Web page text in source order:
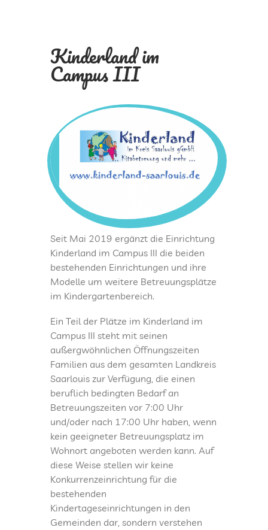
CAMPUS III
INTERNATIONAL
ÜBERHERRN
Kinderland im
Campus III
Seit Mai 2019 ergänzt die Einrichtung
Kinderland im Campus III die beiden
bestehenden Einrichtungen und ihre
Modelle um weitere Betreuungsplätze
im Kindergartenbereich.
Ein Teil der Plätze im Kinderland im
Campus III steht mit seinen
außergwöhnlichen Öffnungszeiten
Familien aus dem gesamten Landkreis
Saarlouis zur Verfügung, die einen
beruflich bedingten Bedarf an
Betreuungszeiten vor 7:00 Uhr
und/oder nach 17:00 Uhr haben, wenn
kein geeigneter Betreuungsplatz im
Wohnort angeboten werden kann. Auf
diese Weise stellen wir keine
Konkurrenzeinrichtung für die
bestehenden
Kindertageseinrichtungen in den
Gemeinden dar, sondern verstehen